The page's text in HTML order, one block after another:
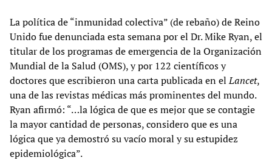
La política de “inmunidad colectiva” (de rebaño) de Reino
Unido fue denunciada esta semana por el Dr. Mike Ryan, el
titular de los programas de emergencia de la Organización
Mundial de la Salud (OMS), y por 122 científicos y
doctores que escribieron una carta publicada en elLancet,
una de las revistas médicas más prominentes del mundo.
Ryan afirmó: “…la lógica de que es mejor que se contagie
la mayor cantidad de personas, considero que es una
lógica que ya demostró su vacío moral y su estupidez
epidemiológica”.